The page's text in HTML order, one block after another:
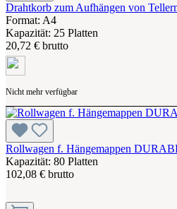
Drahtkorb zum Aufhängen von
Format: A4
Kapazität: 25 Platten
20,72 € brutto
Nicht mehr verfügbar
Rollwagen f. Hängemappen
Kapazität: 80 Platten
102,08 € brutto